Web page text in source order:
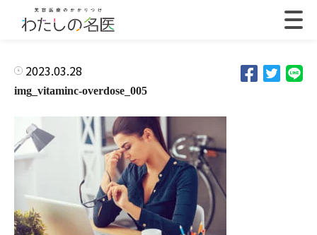
2023.03.28
img_vitaminc-overdose_005